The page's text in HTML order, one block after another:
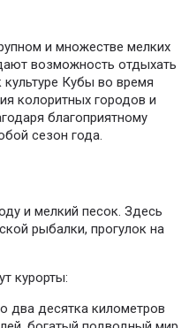
и множестве мелких
возможность отдыхать
Кубы во время
колоритных городов и
благоприятному
сезон года.
и мелкий песок. Здесь
рыбалки, прогулок на
курорты:
два десятка километров